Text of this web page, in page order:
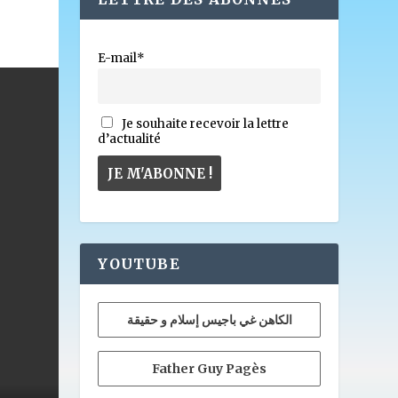
E-mail*
Je souhaite recevoir la lettre
d’actualité
YOUTUBE
الكاهن غي باجيس إسلام و حقيقة
Father Guy Pagès